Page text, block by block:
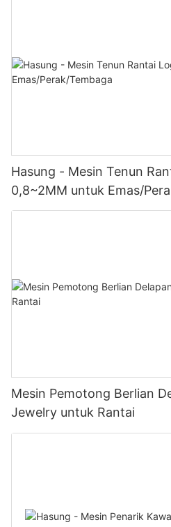
Hasung - Mesin Tenun
0,8~2MM untuk Emas/
Mesin Pemotong Berlian
Jewelry untuk Rantai